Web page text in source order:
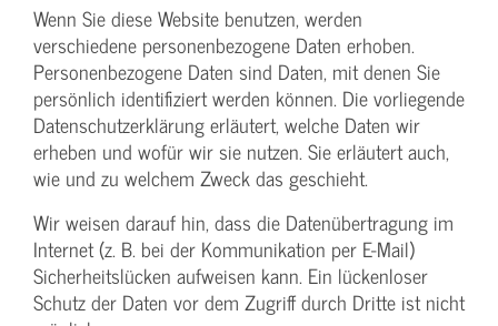
Wenn Sie diese Website benutzen, werden
verschiedene personenbezogene Daten erhoben.
Personenbezogene Daten sind Daten, mit denen Sie
persönlich identifiziert werden können. Die vorliegende
Datenschutzerklärung erläutert, welche Daten wir
erheben und wofür wir sie nutzen. Sie erläutert auch,
wie und zu welchem Zweck das geschieht.
Wir weisen darauf hin, dass die Datenübertragung im
Internet (z. B. bei der Kommunikation per E-Mail)
Sicherheitslücken aufweisen kann. Ein lückenloser
Schutz der Daten vor dem Zugriff durch Dritte ist nicht